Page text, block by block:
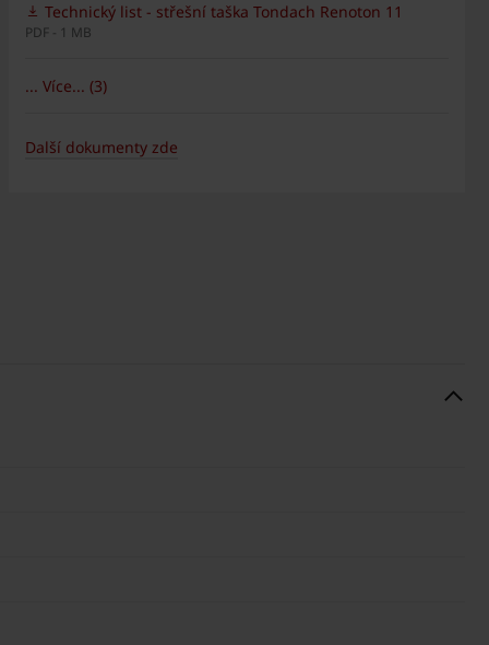
Technický list - střešní taška Tondach Renoton 11
PDF - 1 MB
... Více... (3)
Další dokumenty zde